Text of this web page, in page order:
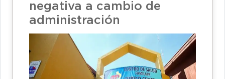
negativa a cambio de
administración